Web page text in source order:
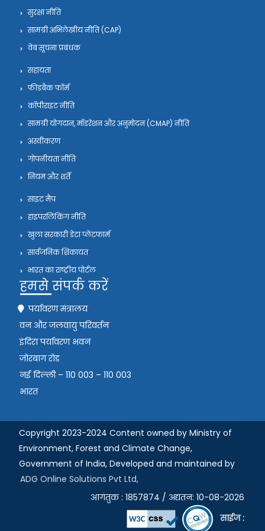
सुरक्षा नीति
सामग्री अभिलेखीय नीति (CAP)
वेब सूचना प्रबंधक
सहायता
फीडबैक फॉर्म
कॉपीराइट नीति
सामग्री योगदान, मॉडरेशन और अनुमोदन (CMAP) नीति
अस्वीकरण
गोपनीयता नीति
नियम और शर्तें
साइट मैप
हाइपरलिंकिंग नीति
खुला सरकारी डेटा प्लेटफार्म
सार्वजनिक शिकायत
भारत का राष्ट्रीय पोर्टल
हमसे संपर्क करें
पर्यावरण मंत्रालय
वन और जलवायु परिवर्तन
इंदिरा पर्यावरण भवन
जोरबाग रोड
नई दिल्ली – 110 003 – 110 003
भारत
Copyright 2023-2024 Content owned by Ministry of
Environment, Forest and Climate Change,
Government of India, Developed and maintained by
ADG Online Solutions Pvt Ltd,
आगंतुक : 1857874 / अद्यतन: 10-08-2026
साईज :